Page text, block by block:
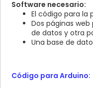
Software necesario:
El código para la
Dos páginas
de datos y otra
Una base de
Código para Arduino: